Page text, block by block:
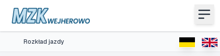
Rozkład jazdy